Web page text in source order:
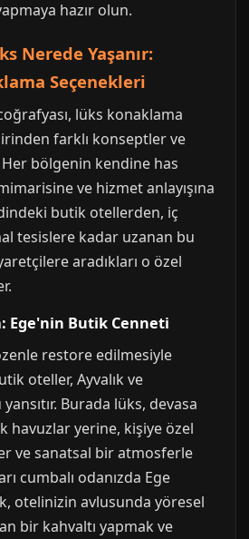
hazır olun.
Nerede Yaşanır:
Seçenekleri
lüks konaklama
farklı konseptler ve
bölgenin kendine has
ve hizmet anlayışına
butik otellerden, iç
tesislere kadar uzanan bu
aradıkları o özel
Ege'nin Butik Cenneti
restore edilmesiyle
oteller, Ayvalık ve
Burada lüks, devasa
havuzlar yerine, kişiye özel
ve sanatsal bir atmosferle
cumbalı odanızda Ege
otelinizin avlusunda yöresel
bir kahvaltı yapmak ve